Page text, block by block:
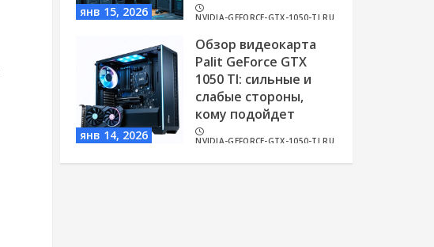
янв 15, 2026 NVIDIA-GEFORCE-GTX-1050-TI.RU
янв 14, 2026
Обзор видеокарта
Palit GeForce GTX
1050 TI: сильные и
слабые стороны,
кому подойдет
NVIDIA-GEFORCE-GTX-1050-TI.RU